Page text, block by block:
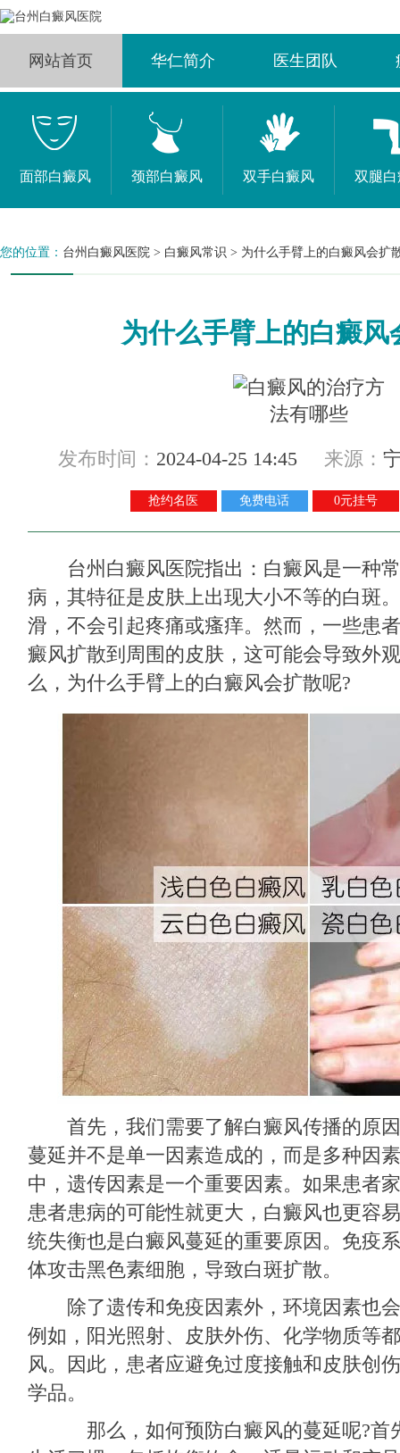
网站首页 华仁简介 医生团队
面部白癜风 颈部白癜风 双手白癜风 双腿
您的位置： 台州白癜风医院 > 白癜风常识 > 为什么手臂上的白癜风会扩
为什么手臂上的白癜风
发布时间： 2024-04-25 14:45 来源：
抢约名医 免费电话 0元挂号
台州白癜风医院指出：白癜风是一种
病，其特征是皮肤上出现大小不等的白斑
滑，不会引起疼痛或瘙痒。然而，一些患
癜风扩散到周围的皮肤，这可能会导致外
么，为什么手臂上的白癜风会扩散呢?
首先，我们需要了解白癜风传播的原因
蔓延并不是单一因素造成的，而是多种因
中，遗传因素是一个重要因素。如果患者
患者患病的可能性就更大，白癜风也更容
统失衡也是白癜风蔓延的重要原因。免疫
体攻击黑色素细胞，导致白斑扩散。
除了遗传和免疫因素外，环境因素也会
例如，阳光照射、皮肤外伤、化学物质等
风。因此，患者应避免过度接触和皮肤创
学品。
那么，如何预防白癜风的蔓延呢?首